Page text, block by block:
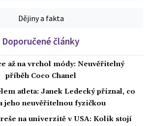
Dějiny a fakta
Doporučené články
až na vrchol módy: Neuvěřitelný
příběh Coco Chanel
atleta: Janek Ledecký přiznal, co
jeho neuvěřitelnou fyzičkou
na univerzitě v USA: Kolik stojí